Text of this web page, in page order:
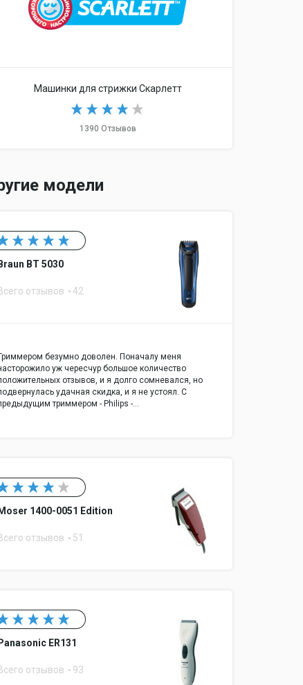
Машинки для стрижки Скарлетт
1390 Отзывов
модели
Braun BT 5030
отзывов 42
безумно доволен. Поначалу меня
уж чересчур большое количество
отзывов, и я долго сомневался, но
удачная скидка, и я не устоял. С
триммером - Philips -…
Moser 1400-0051 Edition
отзывов 51
Panasonic ER131
отзывов 93